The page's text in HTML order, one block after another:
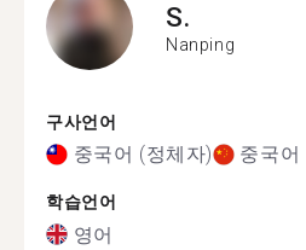
S.
Nanping
구사언어
중국어 (정체자) 중국어
학습언어
영어